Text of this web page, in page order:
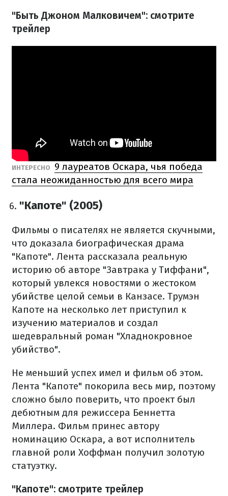
"Быть Джоном Малковичем": смотрите
трейлер
ИНТЕРЕСНО
9 лауреатов Оскара, чья победа
стала неожиданностью для всего мира
"Капоте" (2005)
Фильмы о писателях не является скучными,
что доказала биографическая драма
"Капоте". Лента рассказала реальную
историю об авторе "Завтрака у Тиффани",
который увлекся новостями о жестоком
убийстве целой семьи в Канзасе. Трумэн
Капоте на несколько лет приступил к
изучению материалов и создал
шедевральный роман "Хладнокровное
убийство".
Не меньший успех имел и фильм об этом.
Лента "Капоте" покорила весь мир, поэтому
сложно было поверить, что проект был
дебютным для режиссера Беннетта
Миллера. Фильм принес автору
номинацию Оскара, а вот исполнитель
главной роли Хоффман получил золотую
статуэтку.
"Капоте": смотрите трейлер